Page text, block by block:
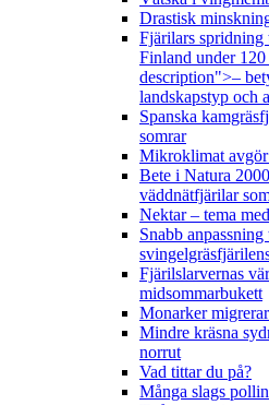
Drastisk
Fjärilars spridning
Finland under
description">–
landskapstyp och
Spanska
somrar
Mikroklimat
Bete i Natura
väddnätfjärilar
Nektar – tema
Snabb
Fjärilslarvernas
midsommarbukett
Monarker
Mindre kräsna
norrut
Vad tittar du på?
Många slags